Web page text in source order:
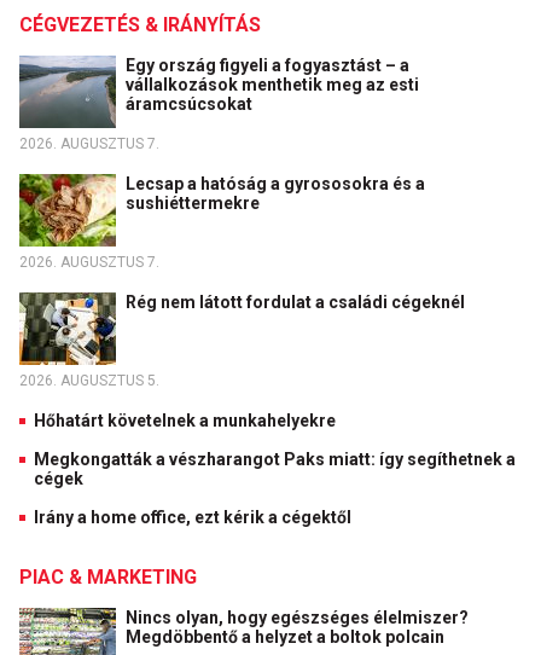
CÉGVEZETÉS & IRÁNYÍTÁS
Egy ország figyeli a fogyasztást – a
vállalkozások menthetik meg az esti
áramcsúcsokat
2026. AUGUSZTUS 7.
Lecsap a hatóság a gyrososokra és a
sushiéttermekre
2026. AUGUSZTUS 7.
Rég nem látott fordulat a családi cégeknél
2026. AUGUSZTUS 5.
Hőhatárt követelnek a munkahelyekre
Megkongatták a vészharangot Paks miatt: így segíthetnek a
cégek
Irány a home office, ezt kérik a cégektől
PIAC & MARKETING
Nincs olyan, hogy egészséges élelmiszer?
Megdöbbentő a helyzet a boltok polcain